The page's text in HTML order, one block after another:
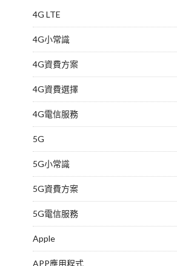
4G LTE
4G小常識
4G資費方案
4G資費選擇
4G電信服務
5G
5G小常識
5G資費方案
5G電信服務
Apple
APP應用程式